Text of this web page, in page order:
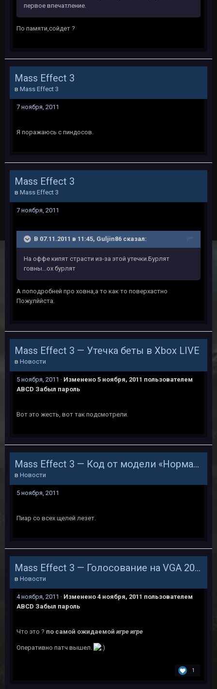
первое впечатление.
По памяти,сойдет ?
Mass Effect 3
в Mass Effect 3
7 ноября, 2011
Я поражаюсь с пиндосов.
Mass Effect 3
в Mass Effect 3
7 ноября, 2011
В 07.11.2011 в 11:45, Guljin86 сказал:
На оффе кипят страсти из-за этой утечки.Бурлят
говны...ох бурлят
А поподробней про ховна,а то как то поверхастно
Пожулййста.
Mass Effect 3 — Утечка беты в Xbox LIVE
в Новости
5 ноября, 2011 · Изменено 5 ноября, 2011 пользователем
ABCD Забыл пароль
Вот это жесть, вот так подсмотрели.
Mass Effect 3 — Код от модели «Нормандии»
в Новости
5 ноября, 2011
Пиар со всех щелей лезет.
Mass Effect 3 — Голосование на VGA 2011
в Новости
4 ноября, 2011 · Изменено 4 ноября, 2011 пользователем
ABCD Забыл пароль
Что это ? по самой ожидаемой игре игре
Оперативно патч вышел.
1